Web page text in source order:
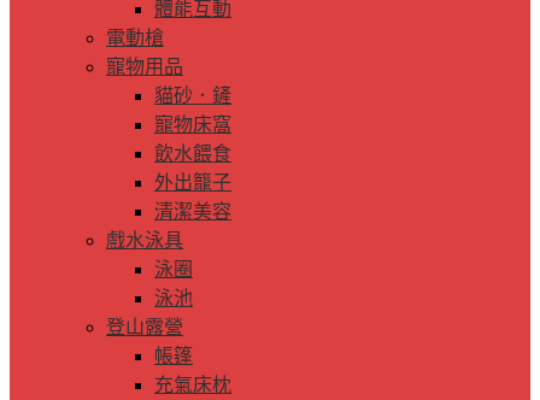
體能互動
電動槍
寵物用品
貓砂．鏟
寵物床窩
飲水餵食
外出籠子
清潔美容
戲水泳具
泳圈
泳池
登山露營
帳篷
充氣床枕